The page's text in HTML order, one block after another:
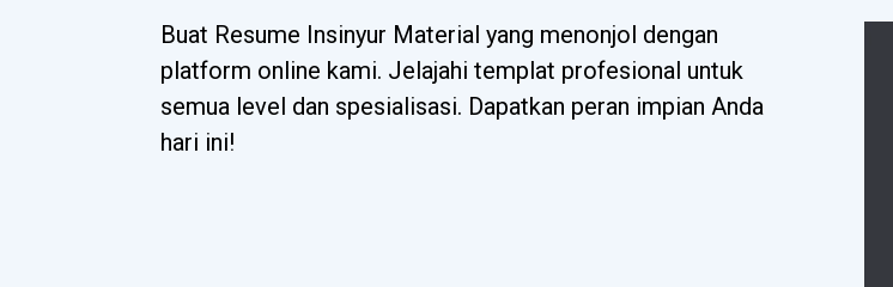
Buat Resume Insinyur Material yang menonjol dengan
platform online kami. Jelajahi templat profesional untuk
semua level dan spesialisasi. Dapatkan peran impian Anda
hari ini!